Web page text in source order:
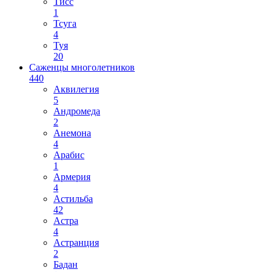
1
Тсуга
4
Туя
20
Саженцы многолетников
440
Аквилегия
5
Андромеда
2
Анемона
4
Арабис
1
Армерия
4
Астильба
42
Астра
4
Астранция
2
Бадан